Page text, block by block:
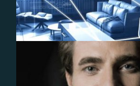
ZF – 3D-Animation